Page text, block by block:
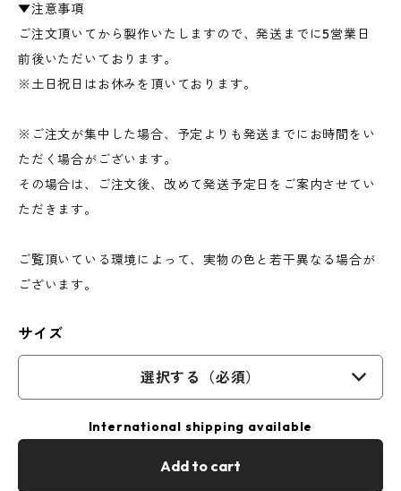
▼注意事項
ご注文頂いてから製作いたしますので、発送までに5営業日
前後いただいております。
※土日祝日はお休みを頂いております。
※ご注文が集中した場合、予定よりも発送までにお時間をい
ただく場合がございます。
その場合は、ご注文後、改めて発送予定日をご案内させてい
ただきます。
ご覧頂いている環境によって、実物の色と若干異なる場合が
ございます。
サイズ
選択する（必須）
International shipping available
Add to cart